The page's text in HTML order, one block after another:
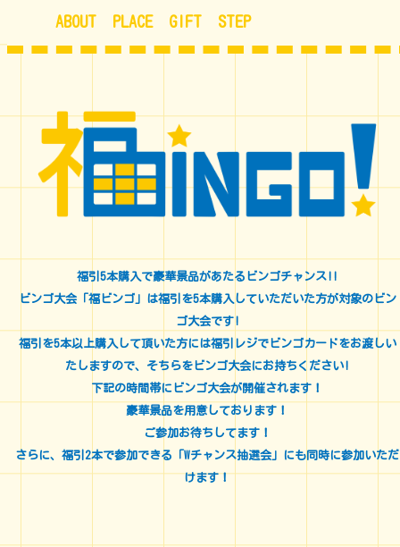
ABOUT PLACE GIFT STEP
福引5本購入で豪華景品があたるビンゴチャンス!!
ビンゴ大会「福ビンゴ」は福引を5本購入していただいた方が対象のビン
ゴ大会です!
福引を5本以上購入して頂いた方には福引レジでビンゴカードをお渡しい
たしますので、そちらをビンゴ大会にお持ちください!
下記の時間帯にビンゴ大会が開催されます！
豪華景品を用意しております！
ご参加お待ちしてます！
さらに、福引2本で参加できる「Wチャンス抽選会」にも同時に参加いただ
けます！